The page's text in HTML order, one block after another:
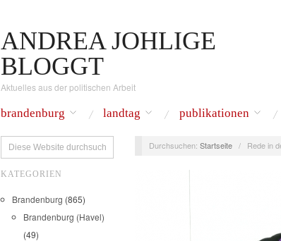
ANDREA JOHLIGE
BLOGGT
Aktuelles aus der politischen Arbeit
brandenburg landtag publikationen
KATEGORIEN
Brandenburg (865)
Brandenburg (Havel)
(49)
Durchsuchen: Startseite / Rede in